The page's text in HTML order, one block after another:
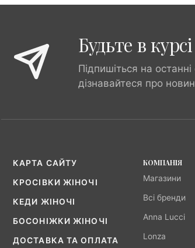
Будьте в курсі
Підпишіться на
дізнавайтеся про
КАРТА САЙТУ
КРОСІВКИ ЖІНОЧІ
КЕДИ ЖІНОЧІ
БОСОНІЖКИ ЖІНОЧІ
ДОСТАВКА ТА ОПЛАТА
КОМПАНІЯ
Магазини
Всі бренди
Anna Lucci
Lonza